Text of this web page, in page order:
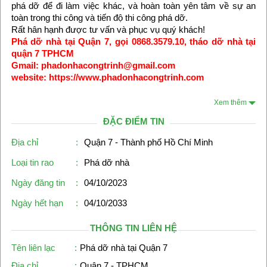
phá dỡ để đi làm việc khác, và hoàn toàn yên tâm về sự an
toàn trong thi công và tiến độ thi công phá dỡ.
Rất hân hạnh được tư vấn và phục vụ quý khách!
Phá dỡ nhà tại Quận 7, gọi 0868.3579.10, tháo dỡ nhà tại
quận 7 TPHCM
Gmail: phadonhacongtrinh@gmail.com
website: https://www.phadonhacongtrinh.com
Xem thêm
ĐẶC ĐIỂM TIN
Địa chỉ :
Quận 7 - Thành phố Hồ Chí Minh
Loại tin rao
:
Phá dỡ nhà
Ngày đăng tin
:
04/10/2023
Ngày hết hạn
: 04/10/2033
THÔNG TIN LIÊN HỆ
Tên liên lạc
: Phá dỡ nhà tại Quận 7